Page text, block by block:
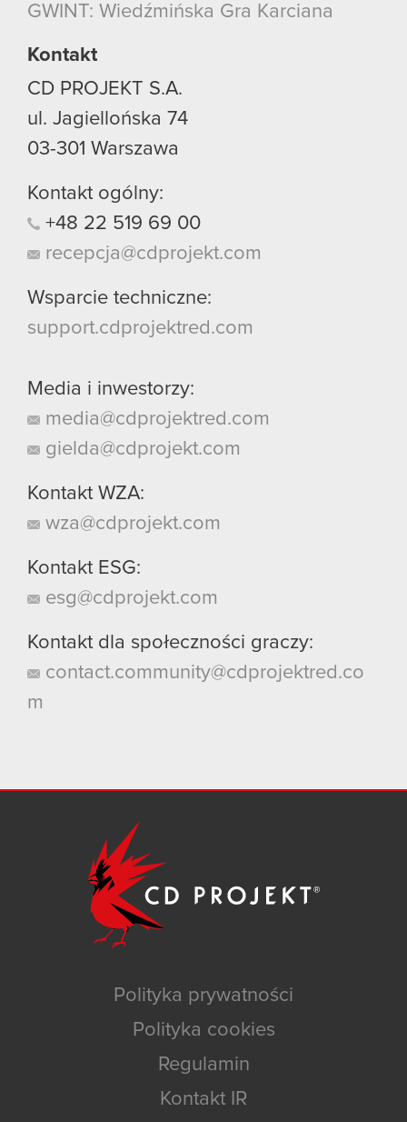
GWINT: Wiedźmińska Gra Karciana
Kontakt
CD PROJEKT S.A.
ul. Jagiellońska 74
03-301 Warszawa
Kontakt ogólny:
+48 22 519 69 00
recepcja@cdprojekt.com
Wsparcie techniczne:
support.cdprojektred.com
Media i inwestorzy:
media@cdprojektred.com
gielda@cdprojekt.com
Kontakt WZA:
wza@cdprojekt.com
Kontakt ESG:
esg@cdprojekt.com
Kontakt dla społeczności graczy:
contact.community@cdprojektred.co
m
Polityka prywatności
Polityka cookies
Regulamin
Kontakt IR